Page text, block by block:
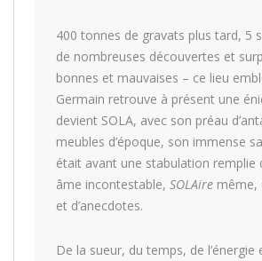
400 tonnes de gravats plus tard, 5
de nombreuses découvertes et
bonnes et mauvaises – ce lieu
Germain retrouve à présent une
devient SOLA, avec son préau
meubles d’époque, son immense
était avant une stabulation remplie
âme incontestable, SOLAire même,
et d’anecdotes.
De la sueur, du temps, de l’énergie